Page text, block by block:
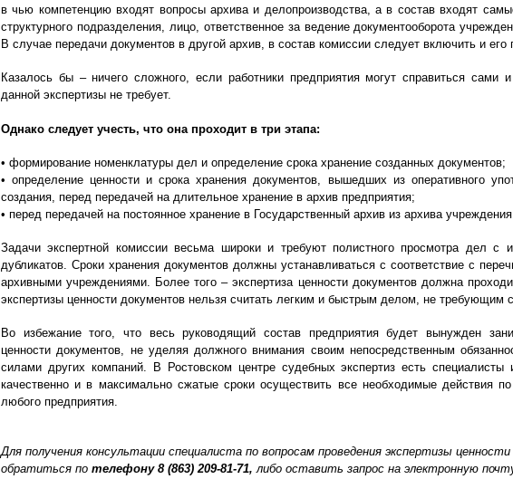
в чью компетенцию входят вопросы архива и делопроизводства, а в состав входят
структурного подразделения, лицо, ответственное за ведение документооборота
В случае передачи документов в другой архив, в состав комиссии следует включить и его
Казалось бы – ничего сложного, если работники предприятия могут справиться сами
данной экспертизы не требует.
Однако следует учесть, что она проходит в три этапа:
• формирование номенклатуры дел и определение срока хранение созданных документов;
• определение ценности и срока хранения документов, вышедших из оперативного
создания, перед передачей на длительное хранение в архив предприятия;
• перед передачей на постоянное хранение в Государственный архив из архива
Задачи экспертной комиссии весьма широки и требуют полистного просмотра дел с
дубликатов. Сроки хранения документов должны устанавливаться с соответствие с
архивными учреждениями. Более того – экспертиза ценности документов должна
экспертизы ценности документов нельзя считать легким и быстрым делом, не требующим
Во избежание того, что весь руководящий состав предприятия будет вынужден
ценности документов, не уделяя должного внимания своим непосредственным
силами других компаний. В Ростовском центре судебных экспертиз есть специалисты
качественно и в максимально сжатые сроки осуществить все необходимые действия по
любого предприятия.
Для получения консультации специалиста по вопросам проведения экспертизы
обратиться по телефону 8 (863) 209-81-71, либо оставить запрос на электронную